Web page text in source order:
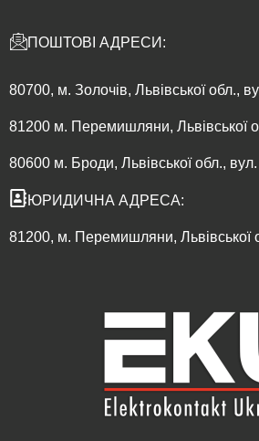
ПОШТОВІ АДРЕСИ:
80700, м. Золочів, Львівської обл.,
81200 м. Перемишляни, Львівської
80600 м. Броди, Львівської обл.,
ЮРИДИЧНА АДРЕСА:
81200, м. Перемишляни, Львівської